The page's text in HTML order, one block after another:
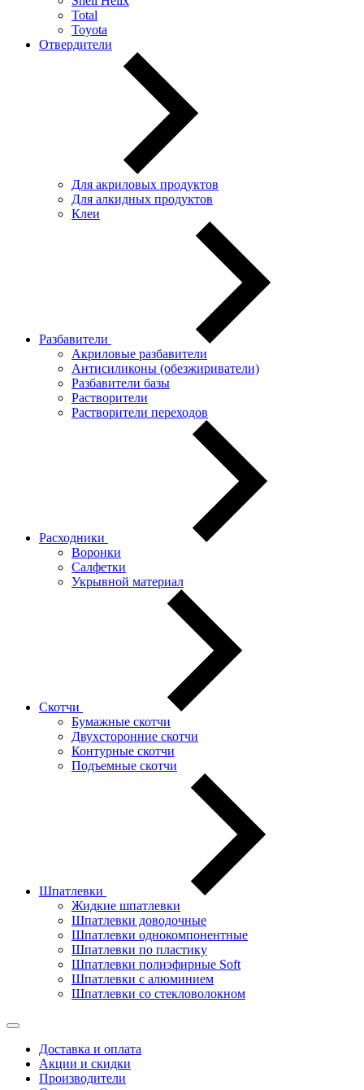
Total
Toyota
Отвердители
Для акриловых продуктов
Для алкидных продуктов
Клеи
Разбавители
Акриловые разбавители
Антисиликоны (обезжириватели)
Разбавители базы
Растворители
Растворители переходов
Расходники
Воронки
Салфетки
Укрывной материал
Скотчи
Бумажные скотчи
Двухсторонние скотчи
Контурные скотчи
Подъемные скотчи
Шпатлевки
Жидкие шпатлевки
Шпатлевки доводочные
Шпатлевки однокомпонентные
Шпатлевки по пластику
Шпатлевки полиэфирные Soft
Шпатлевки с алюминием
Шпатлевки со стекловолокном
Доставка и оплата
Акции и скидки
Производители